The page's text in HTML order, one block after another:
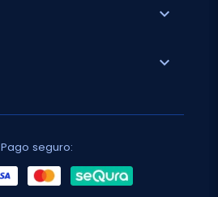
expand_more
expand_more
Pago seguro: